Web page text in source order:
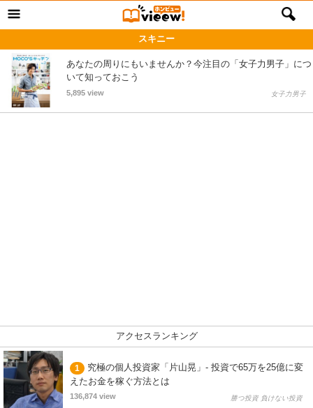
スキニー
あなたの周りにもいませんか？今注目の「女子力男子」につ
いて知っておこう
5,895 view 女子力男子
アクセスランキング
1
究極の個人投資家「片山晃」- 投資で65万を25億に変
えたお金を稼ぐ方法とは
136,874 view 勝つ投資 負けない投資